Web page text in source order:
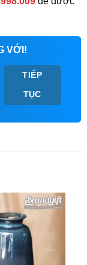
VỚI!
TIẾP
TỤC